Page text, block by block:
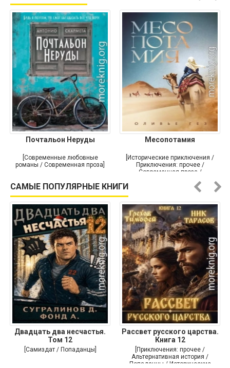
Почтальон Неруды
[Современные любовные
романы / Современная проза]
Месопотамия
[Исторические приключения /
Приключения: прочее /
Современная проза /
САМЫЕ ПОПУЛЯРНЫЕ КНИГИ
Двадцать два несчастья.
Том 12
[Самиздат / Попаданцы]
Рассвет русского царства.
Книга 12
[Приключения: прочее /
Альтернативная история /
Попаданцы / Исторические